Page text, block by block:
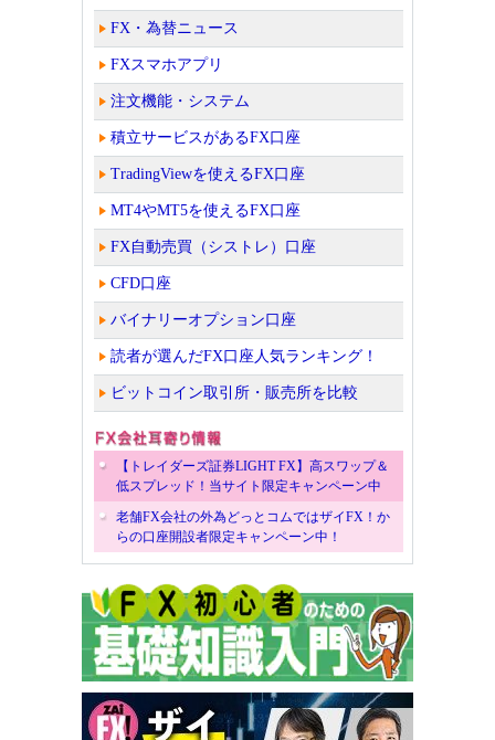
FX・為替ニュース
FXスマホアプリ
注文機能・システム
積立サービスがあるFX口座
TradingViewを使えるFX口座
MT4やMT5を使えるFX口座
FX自動売買（シストレ）口座
CFD口座
バイナリーオプション口座
読者が選んだFX口座人気ランキング！
ビットコイン取引所・販売所を比較
【トレイダーズ証券LIGHT FX】高スワップ＆
低スプレッド！当サイト限定キャンペーン中
老舗FX会社の外為どっとコムではザイFX！か
らの口座開設者限定キャンペーン中！